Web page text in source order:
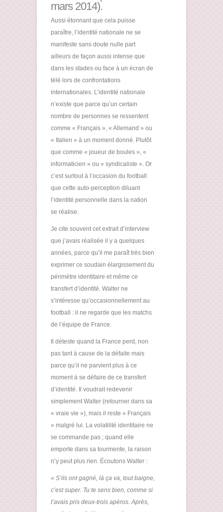
mars 2014).
Aussi étonnant que cela puisse
paraître, l’identité nationale ne se
manifeste sans doute nulle part
ailleurs de façon aussi intense que
dans les stades ou face à un écran de
télé lors de confrontations
internationales. L’identité nationale
n’existe que parce qu’un certain
nombre de personnes se ressentent
comme « Français », « Allemand » ou
« Italien » à un moment donné. Plutôt
que comme « joueur de boules », «
informaticien » ou « syndicaliste ». Or
c’est surtout à l’occasion du football
que cette auto-perception diluant
l’identité personnelle dans la nation
se réalise.
Je cite souvent cet extrait d’interview
que j’avais réalisée il y a quelques
années, parce qu’il me paraît très bien
exprimer ce soudain élargissement du
périmètre identitaire et même ce
transfert d’identité. Walter ne
s’intéresse qu’occasionnellement au
football : il ne regarde que les matchs
de l’équipe de France.
Il déteste quand la France perd, non
pas tant à cause de la défaite mais
parce qu’il ne parvient plus à ce
moment à se défaire de ce transfert
d’identité. Il voudrait redevenir
simplement Walter (retourner dans sa
« vraie vie »), mais il reste « Français
» malgré lui. La volatilité identitaire ne
se commande pas ; quand elle
emporte dans sa tourmente, la raison
n’y peut plus rien. Écoutons Walter :
« S’ils ont gagné, là ça va, tout baigne,
c’est super. Tu te sens bien, comme si
t’avais pris deux-trois apéros. Après,